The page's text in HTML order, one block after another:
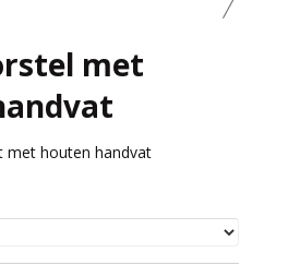
met
met houten handvat